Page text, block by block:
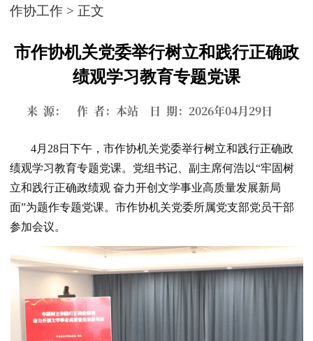
作协工作 > 正文
市作协机关党委举行树立和践行正确政
绩观学习教育专题党课
来 源： 作 者：本站 日 期：2026年04月29日
4月28日下午，市作协机关党委举行树立和践行正确政
绩观学习教育专题党课。党组书记、副主席何浩以“牢固树
立和践行正确政绩观 奋力开创文学事业高质量发展新局
面”为题作专题党课。市作协机关党委所属党支部党员干部
参加会议。